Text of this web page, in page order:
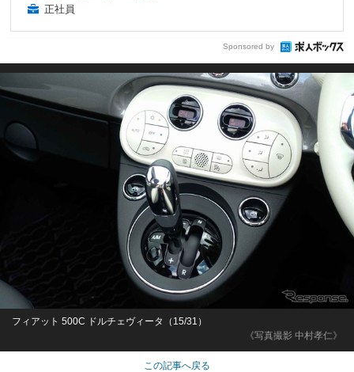
正社員
Sponsored by
《写真撮影 中村孝仁》
フィアット 500C ドルチェヴィータ（15/31）
この記事へ戻る